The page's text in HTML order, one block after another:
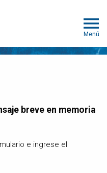
Menú